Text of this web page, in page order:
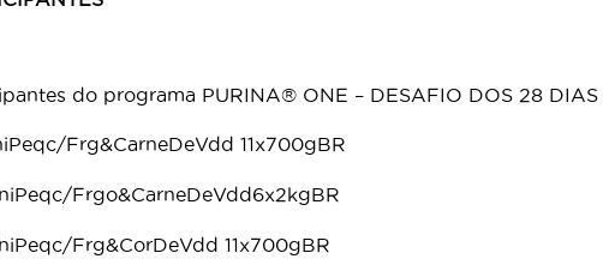
do programa PURINA® ONE – DESAFIO DOS 28 DIAS
Frg&CarneDeVdd 11x700gBR
Frgo&CarneDeVdd6x2kgBR
Frg&CorDeVdd 11x700gBR